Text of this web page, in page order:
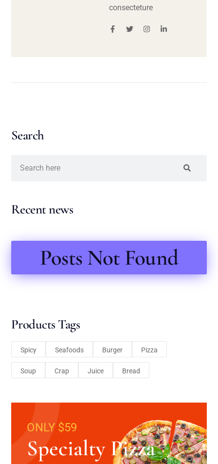
consecteture
Search
Recent news
Posts Not Found
Products Tags
Spicy Seafoods Burger Pizza
Soup Crap Juice Bread
ONLY $59
Specialty Pizza